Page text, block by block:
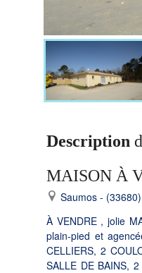
Description
MAISON À
Saumos - (33680)
À VENDRE , jolie
plain-pied et
CELLIERS, 2
SALLE DE BAINS,